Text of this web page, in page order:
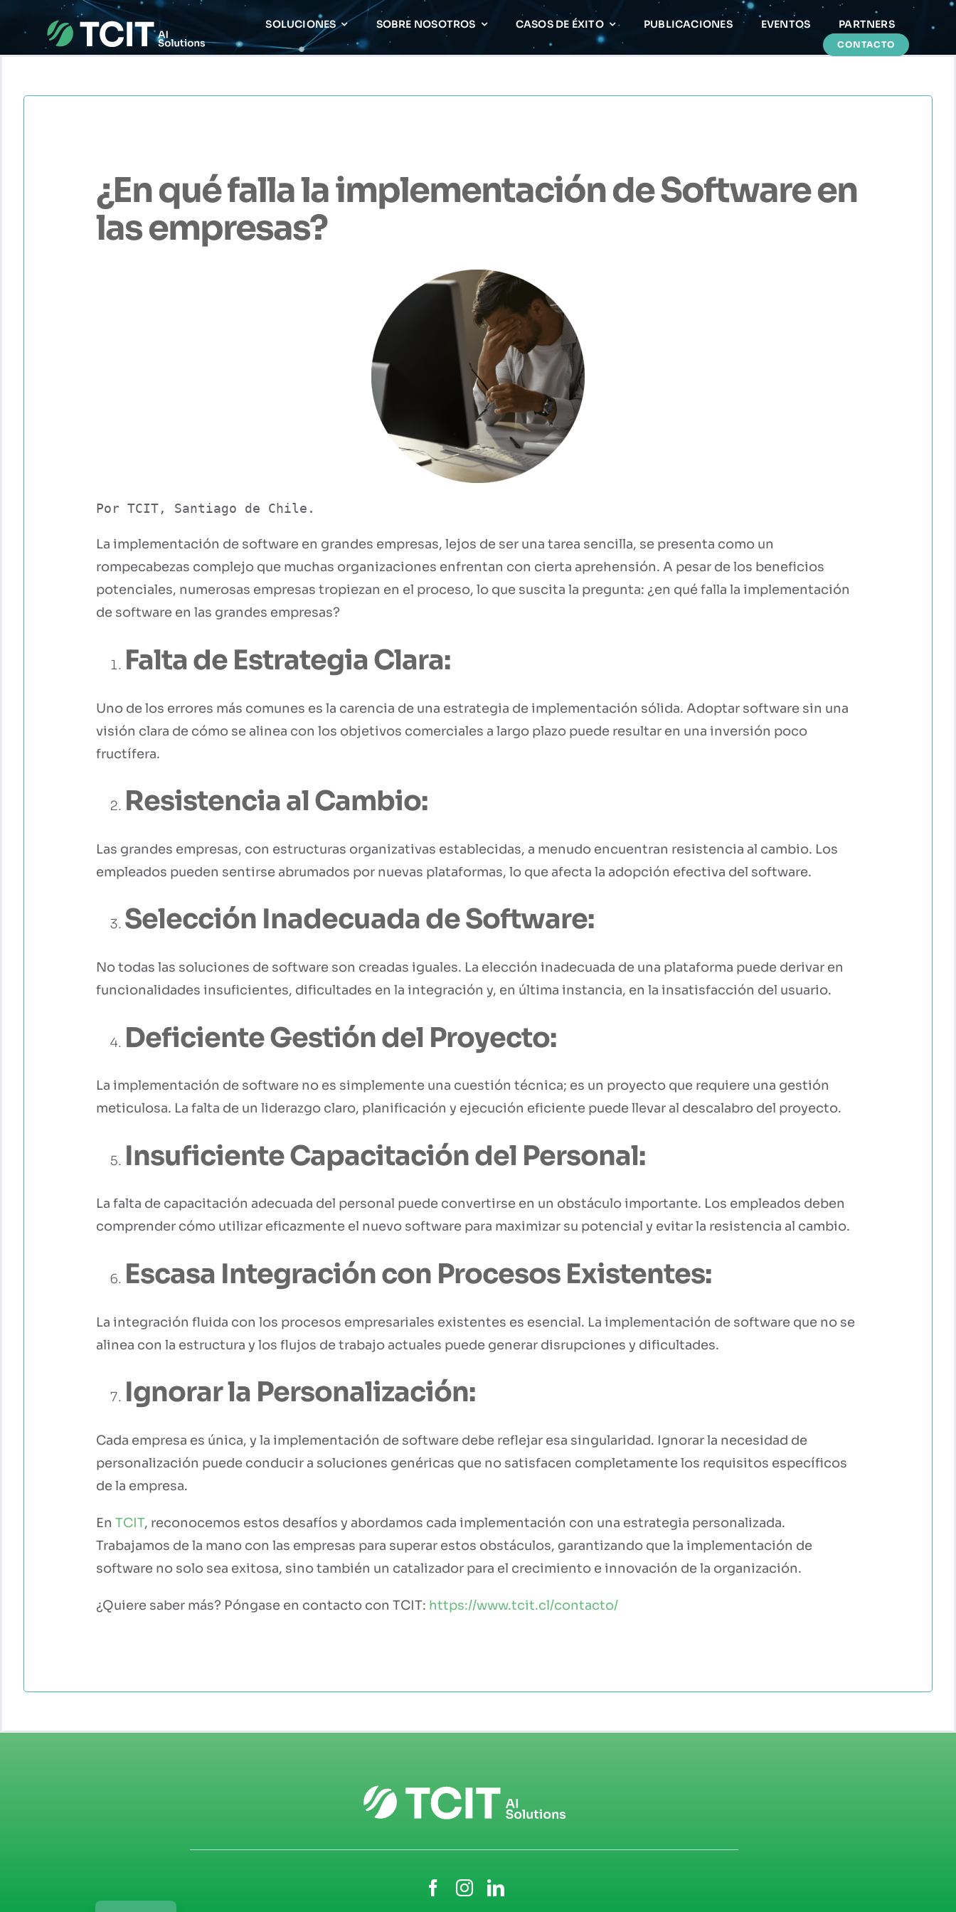
contenido
SOLUCIONES SOBRE NOSOTROS CASOS DE ÉXITO PUBLICACIONES EVENTOS PARTNERS
CONTACTO
¿En qué falla la implementación de Software en
las empresas?
Por TCIT, Santiago de Chile.
La implementación de software en grandes empresas, lejos de ser una tarea sencilla, se presenta como un
rompecabezas complejo que muchas organizaciones enfrentan con cierta aprehensión. A pesar de los beneficios
potenciales, numerosas empresas tropiezan en el proceso, lo que suscita la pregunta: ¿en qué falla la implementación
de software en las grandes empresas?
Falta de Estrategia Clara:
Uno de los errores más comunes es la carencia de una estrategia de implementación sólida. Adoptar software sin una
visión clara de cómo se alinea con los objetivos comerciales a largo plazo puede resultar en una inversión poco
fructífera.
Resistencia al Cambio:
Las grandes empresas, con estructuras organizativas establecidas, a menudo encuentran resistencia al cambio. Los
empleados pueden sentirse abrumados por nuevas plataformas, lo que afecta la adopción efectiva del software.
Selección Inadecuada de Software:
No todas las soluciones de software son creadas iguales. La elección inadecuada de una plataforma puede derivar en
funcionalidades insuficientes, dificultades en la integración y, en última instancia, en la insatisfacción del usuario.
Deficiente Gestión del Proyecto:
La implementación de software no es simplemente una cuestión técnica; es un proyecto que requiere una gestión
meticulosa. La falta de un liderazgo claro, planificación y ejecución eficiente puede llevar al descalabro del proyecto.
Insuficiente Capacitación del Personal:
La falta de capacitación adecuada del personal puede convertirse en un obstáculo importante. Los empleados deben
comprender cómo utilizar eficazmente el nuevo software para maximizar su potencial y evitar la resistencia al cambio.
Escasa Integración con Procesos Existentes:
La integración fluida con los procesos empresariales existentes es esencial. La implementación de software que no se
alinea con la estructura y los flujos de trabajo actuales puede generar disrupciones y dificultades.
Ignorar la Personalización:
Cada empresa es única, y la implementación de software debe reflejar esa singularidad. Ignorar la necesidad de
personalización puede conducir a soluciones genéricas que no satisfacen completamente los requisitos específicos
de la empresa.
En TCIT, reconocemos estos desafíos y abordamos cada implementación con una estrategia personalizada.
Trabajamos de la mano con las empresas para superar estos obstáculos, garantizando que la implementación de
software no solo sea exitosa, sino también un catalizador para el crecimiento e innovación de la organización.
¿Quiere saber más? Póngase en contacto con TCIT: https://www.tcit.cl/contacto/